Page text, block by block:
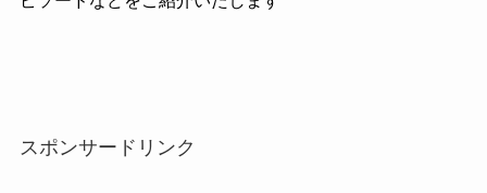
スポンサードリンク